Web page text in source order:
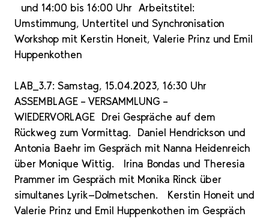
und 14:00 bis 16:00 Uhr Arbeitstitel:
Umstimmung, Untertitel und Synchronisation
Workshop mit Kerstin Honeit, Valerie Prinz und Emil
Huppenkothen
LAB_3.7: Samstag, 15.04.2023, 16:30 Uhr
ASSEMBLAGE – VERSAMMLUNG –
WIEDERVORLAGE Drei Gespräche auf dem
Rückweg zum Vormittag. Daniel Hendrickson und
Antonia Baehr im Gespräch mit Nanna Heidenreich
über Monique Wittig. Irina Bondas und Theresia
Prammer im Gespräch mit Monika Rinck über
simultanes Lyrik-Dolmetschen. Kerstin Honeit und
Valerie Prinz und Emil Huppenkothen im Gespräch